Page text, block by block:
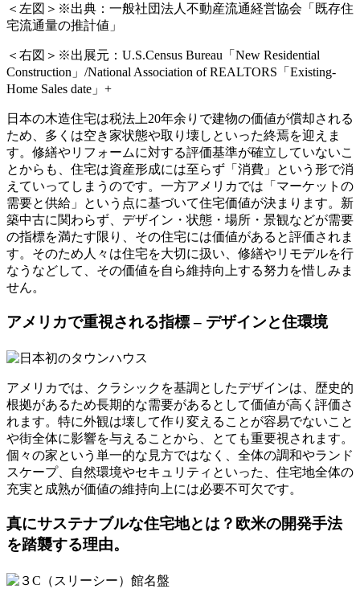
＜左図＞※出典：一般社団法人不動産流通経営協会「既存住
宅流通量の推計値」
＜右図＞※出展元：U.S.Census Bureau「New Residential
Construction」/National Association of REALTORS「Existing-
Home Sales date」+
日本の木造住宅は税法上20年余りで建物の価値が償却される
ため、多くは空き家状態や取り壊しといった終焉を迎えま
す。修繕やリフォームに対する評価基準が確立していないこ
とからも、住宅は資産形成には至らず「消費」という形で消
えていってしまうのです。一方アメリカでは「マーケットの
需要と供給」という点に基づいて住宅価値が決まります。新
築中古に関わらず、デザイン・状態・場所・景観などが需要
の指標を満たす限り、その住宅には価値があると評価されま
す。そのため人々は住宅を大切に扱い、修繕やリモデルを行
なうなどして、その価値を自ら維持向上する努力を惜しみま
せん。
アメリカで重視される指標 – デザインと住環境
アメリカでは、クラシックを基調としたデザインは、歴史的
根拠があるため長期的な需要があるとして価値が高く評価さ
れます。特に外観は壊して作り変えることが容易でないこと
や街全体に影響を与えることから、とても重要視されます。
個々の家という単一的な見方ではなく、全体の調和やランド
スケープ、自然環境やセキュリティといった、住宅地全体の
充実と成熟が価値の維持向上には必要不可欠です。
真にサステナブルな住宅地とは？欧米の開発手法
を踏襲する理由。